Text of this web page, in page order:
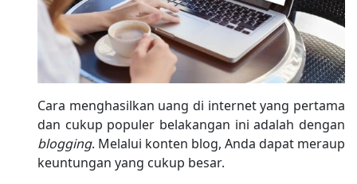
Cara menghasilkan uang di internet yang pertama
dan cukup populer belakangan ini adalah dengan
blogging. Melalui konten blog, Anda dapat meraup
keuntungan yang cukup besar.